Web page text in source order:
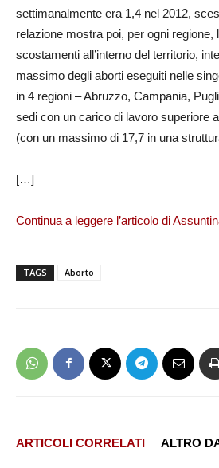
settimanalmente era 1,4 nel 2012,
relazione mostra poi, per ogni regione,
scostamenti all’interno del territorio,
massimo degli aborti eseguiti nelle
in 4 regioni – Abruzzo, Campania,
sedi con un carico di lavoro superiore
(con un massimo di 17,7 in una
[…]
Continua a leggere l’articolo di
TAGS Aborto
ARTICOLI CORRELATI ALTRO